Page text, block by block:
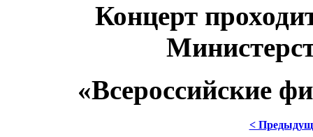
Концерт
«Всероссийские
<